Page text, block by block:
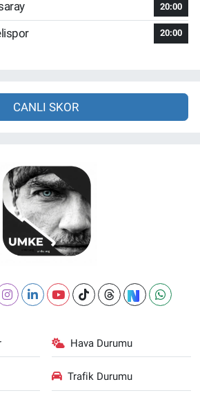
20:00
20:00
CANLI SKOR
Hava Durumu
Trafik Durumu